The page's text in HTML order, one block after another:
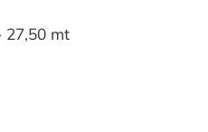
27,50 mt